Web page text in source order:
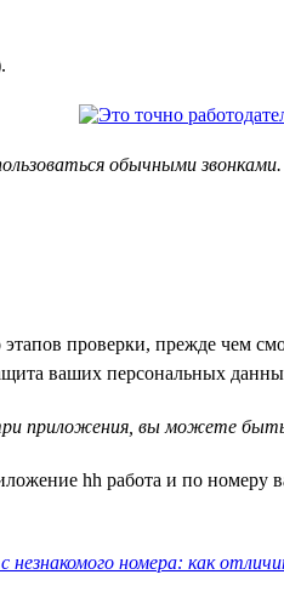
обычными
этапов проверки, прежде чем
ваших персональных
приложения, вы можете
hh работа и по
с незнакомого номера: как